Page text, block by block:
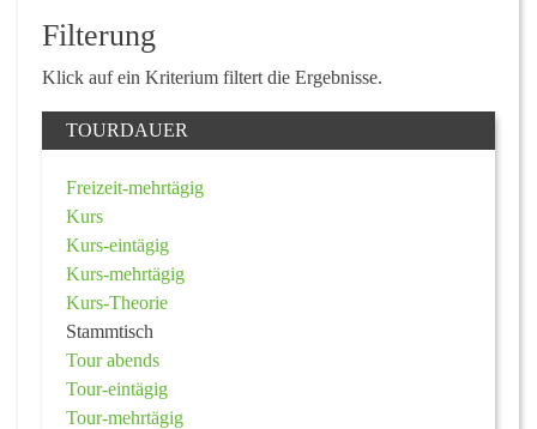
Filterung
Klick auf ein Kriterium filtert die Ergebnisse.
TOURDAUER
Freizeit-mehrtägig
Kurs
Kurs-eintägig
Kurs-mehrtägig
Kurs-Theorie
Stammtisch
Tour abends
Tour-eintägig
Tour-mehrtägig